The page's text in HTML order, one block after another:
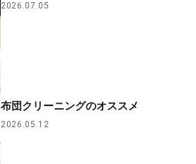
2026.07.05
布団クリーニングのオススメ
2026.05.12